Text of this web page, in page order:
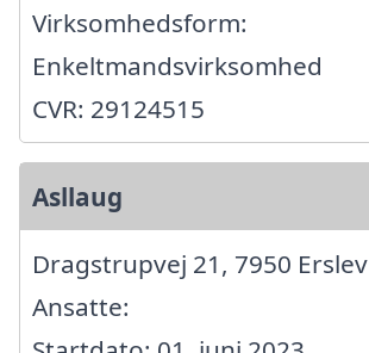
Virksomhedsform:
Enkeltmandsvirksomhed
CVR: 29124515
Asllaug
Dragstrupvej 21, 7950 Erslev
Ansatte: